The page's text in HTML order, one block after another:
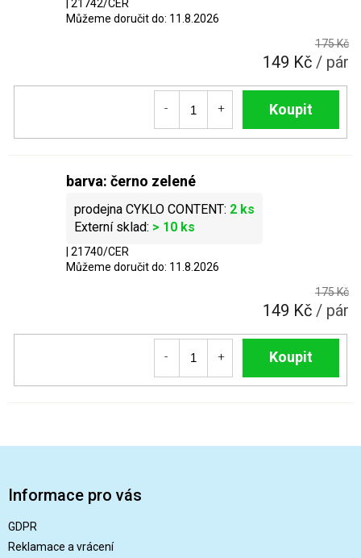
| 21742/CER
Můžeme doručit do: 11.8.2026
175 Kč
149 Kč / pár
Do košíku
barva: černo zelené
> 10 ks
2 ks
| 21740/CER
Můžeme doručit do: 11.8.2026
175 Kč
149 Kč / pár
Do košíku
Informace pro vás
GDPR
Reklamace a vrácení